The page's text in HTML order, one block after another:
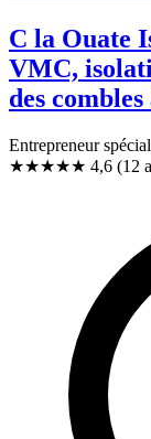
C la Ouate
VMC,
des
Entrepreneur
★★★★★ 4,6 (12